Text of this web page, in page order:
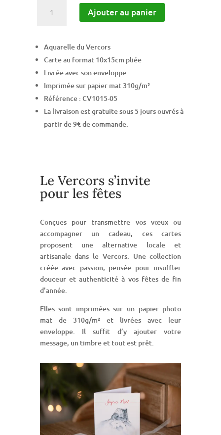
Vercors
Ajouter au panier
Aquarelle du Vercors
Carte au format 10x15cm pliée
Livrée avec son enveloppe
Imprimée sur papier mat 310g/m²
Référence : CV1015-05
La livraison est gratuite sous 5 jours ouvrés à
partir de 9€ de commande.
Le Vercors s’invite
pour les fêtes
Conçues pour transmettre vos vœux ou
accompagner un cadeau, ces cartes
proposent une alternative locale et
artisanale dans le Vercors. Une collection
créée avec passion, pensée pour insuffler
douceur et authenticité à vos fêtes de fin
d’année.
Elles sont imprimées sur un papier photo
mat de 310g/m² et livrées avec leur
enveloppe. Il suffit d’y ajouter votre
message, un timbre et tout est prêt.